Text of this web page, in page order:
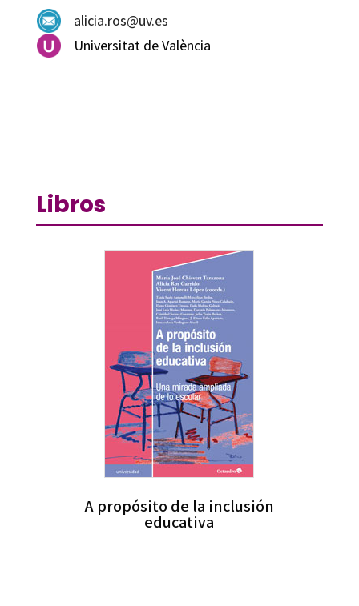
alicia.ros@uv.es
Universitat de València
Libros
A propósito de la inclusión
educativa